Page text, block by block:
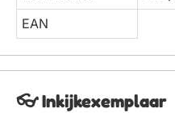
EAN
👓 Inkijkexemplaar